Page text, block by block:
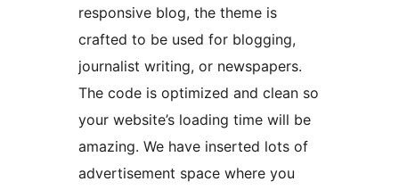
responsive blog, the theme is
crafted to be used for blogging,
journalist writing, or newspapers.
The code is optimized and clean so
your website’s loading time will be
amazing. We have inserted lots of
advertisement space where you